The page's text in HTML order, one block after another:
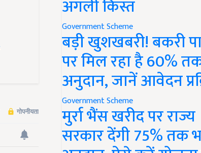
अगली किस्त
Government Scheme
बड़ी खुशखबरी! बकरी
पर मिल रहा है 60%
अनुदान, जानें आवेदन
Government Scheme
मुर्रा भैंस खरीद पर राज्य
सरकार देंगी 75% तक